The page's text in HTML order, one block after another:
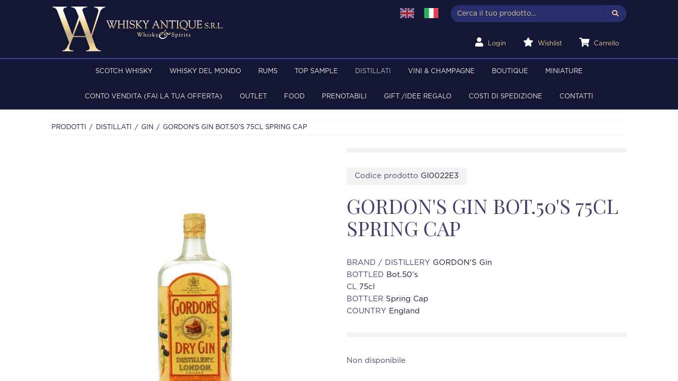
Login Wishlist Carrello
SCOTCH WHISKY WHISKY DEL MONDO RUMS TOP SAMPLE DISTILLATI VINI & CHAMPAGNE BOUTIQUE MINIATURE
CONTO VENDITA (FAI LA TUA OFFERTA) OUTLET FOOD PRENOTABILI GIFT /IDEE REGALO COSTI DI SPEDIZIONE CONTATTI
PRODOTTI DISTILLATI GIN GORDON'S GIN BOT.50'S 75CL SPRING CAP
Codice prodotto GI0022E3
GORDON'S GIN BOT.50'S 75CL
SPRING CAP
BRAND / DISTILLERY GORDON'S Gin
BOTTLED Bot.50's
CL 75cl
BOTTLER Spring Cap
COUNTRY England
Non disponibile